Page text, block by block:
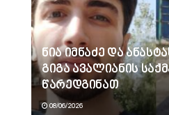
ნია იმნაძე და
გიგა ავალიანის
წარედგინათ
08/06/2026